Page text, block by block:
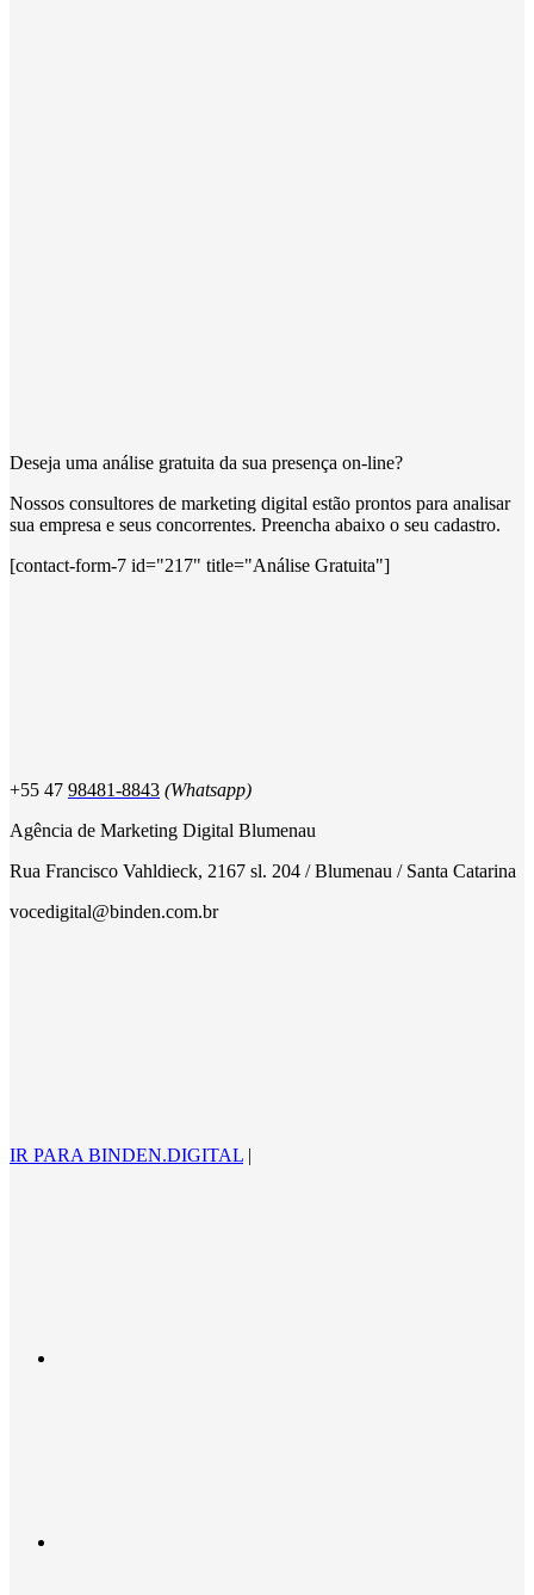
Deseja uma análise gratuita da sua presença on-line?
Nossos consultores de marketing digital estão prontos para analisar
sua empresa e seus concorrentes. Preencha abaixo o seu cadastro.
[contact-form-7 id="217" title="Análise Gratuita"]
+55 47 98481-8843 (Whatsapp)
Agência de Marketing Digital Blumenau
Rua Francisco Vahldieck, 2167 sl. 204 / Blumenau / Santa Catarina
vocedigital@binden.com.br
IR PARA BINDEN.DIGITAL |